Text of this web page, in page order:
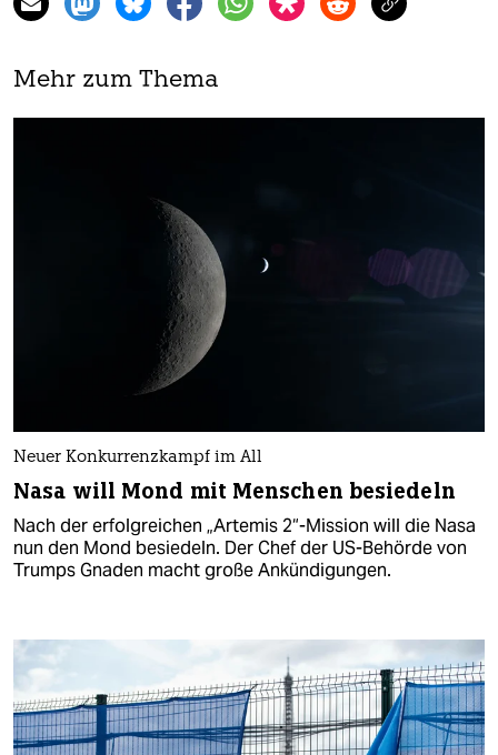
Mehr zum Thema
Neuer Konkurrenzkampf im All
Nasa will Mond mit Menschen besiedeln
Nach der erfolgreichen „Artemis 2“-Mission will die Nasa
nun den Mond besiedeln. Der Chef der US-Behörde von
Trumps Gnaden macht große Ankündigungen.